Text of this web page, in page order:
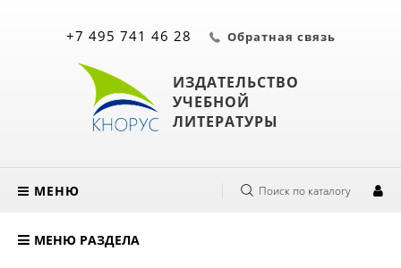
ИЗДАТЕЛЬСТВО
УЧЕБНОЙ
ЛИТЕРАТУРЫ
+7 495 741 46 28 Обратная связь
МЕНЮ Поиск по каталогу
МЕНЮ РАЗДЕЛА